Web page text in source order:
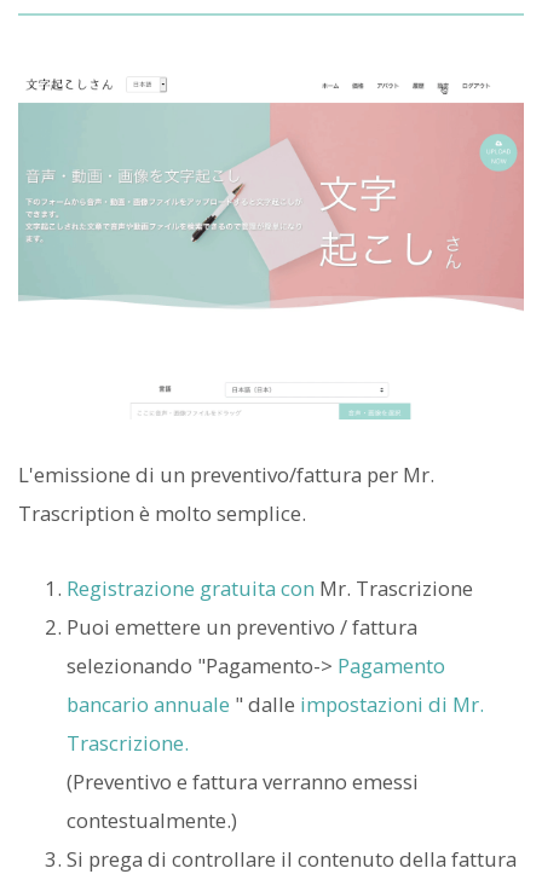
L'emissione di un preventivo/fattura per Mr.
Trascription è molto semplice.
Registrazione gratuita con Mr. Trascrizione
Puoi emettere un preventivo / fattura
selezionando "Pagamento-> Pagamento
bancario annuale " dalle impostazioni di Mr.
Trascrizione.
(Preventivo e fattura verranno emessi
contestualmente.)
Si prega di controllare il contenuto della fattura